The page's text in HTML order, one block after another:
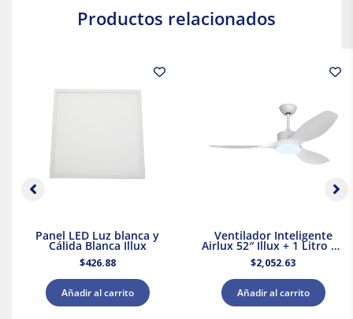
Productos relacionados
Panel LED Luz blanca y
Cálida Blanca Illux
$426.88
Añadir al carrito
Ventilador Inteligente
Airlux 52″ Illux + 1 Litro de
Pintura Blanca Acuario
$2,052.63
Añadir al carrito